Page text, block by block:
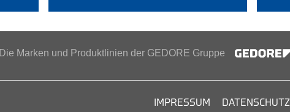
Die Marken und Produktlinien der GEDORE Gruppe
IMPRESSUM DATENSCHUTZ